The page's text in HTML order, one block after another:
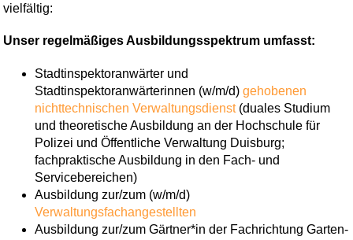
vielfältig:
Unser regelmäßiges Ausbildungsspektrum umfasst:
Stadtinspektoranwärter und
Stadtinspektoranwärterinnen (w/m/d)gehobenen
nichttechnischen Verwaltungsdienst(duales Studium
und theoretische Ausbildung an der Hochschule für
Polizei und Öffentliche Verwaltung Duisburg;
fachpraktische Ausbildung in den Fach- und
Servicebereichen)
Ausbildung zur/zum (w/m/d)
Verwaltungsfachangestellten
Ausbildung zur/zum Gärtner*in der Fachrichtung Garten-